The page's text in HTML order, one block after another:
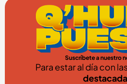
Suscríbete a nuestro
Para estar al día con